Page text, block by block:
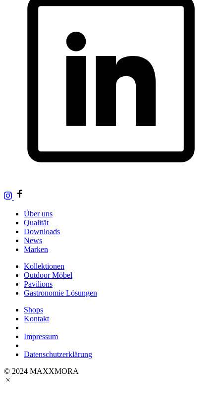
Über uns
Qualität
Downloads
News
Marken
Kollektionen
Outdoor Möbel
Pavilions
Gastronomie Lösungen
Shops
Kontakt
Impressum
Datenschutzerklärung
© 2024 MAXXMORA